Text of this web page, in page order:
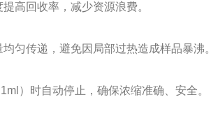
高回收率，减少资源浪费。
匀传递，避免因局部过热造成样品暴沸。
）时自动停止，确保浓缩准确、安全。